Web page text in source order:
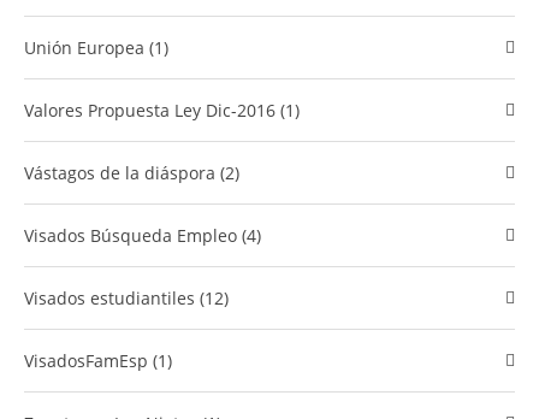
Unión Europea (1)
Valores Propuesta Ley Dic-2016 (1)
vástagos de la diáspora (2)
Visados Búsqueda Empleo (4)
Visados estudiantiles (12)
VisadosFamEsp (1)